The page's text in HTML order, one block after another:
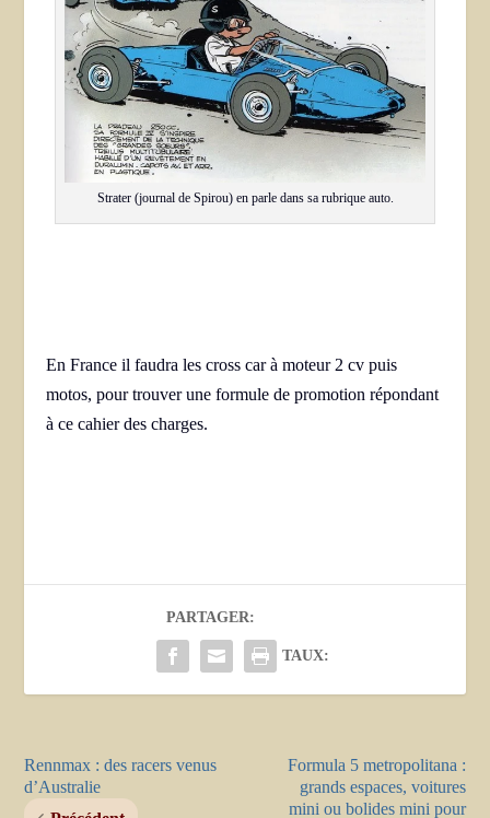
Strater (journal de Spirou) en parle dans sa rubrique auto.
En France il faudra les cross car à moteur 2 cv puis
motos, pour trouver une formule de promotion répondant
à ce cahier des charges.
PARTAGER:
TAUX:
Rennmax : des racers venus
d’Australie
Formula 5 metropolitana :
grands espaces, voitures
mini ou bolides mini pour